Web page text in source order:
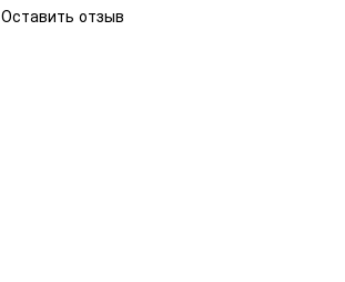
Оставить отзыв